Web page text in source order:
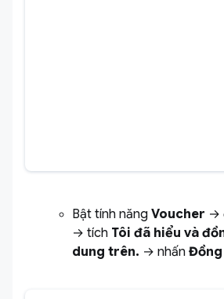
Bật tính năng Voucher →
→ tích Tôi đã hiểu và
dung trên. → nhấn Đồng